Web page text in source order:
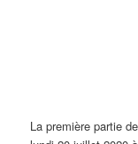
La première partie